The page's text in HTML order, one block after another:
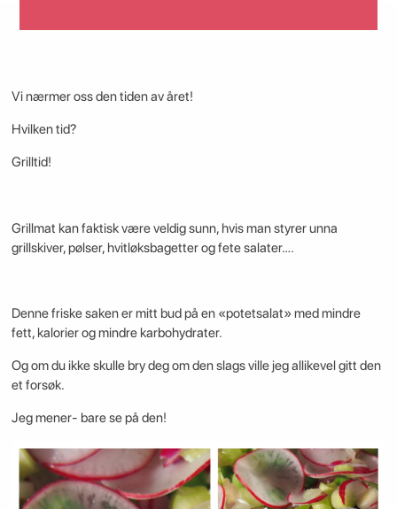
Vi nærmer oss den tiden av året!
Hvilken tid?
Grilltid!
Grillmat kan faktisk være veldig sunn, hvis man styrer unna
grillskiver, pølser, hvitløksbagetter og fete salater….
Denne friske saken er mitt bud på en «potetsalat» med mindre
fett, kalorier og mindre karbohydrater.
Og om du ikke skulle bry deg om den slags ville jeg allikevel gitt den
et forsøk.
Jeg mener- bare se på den!